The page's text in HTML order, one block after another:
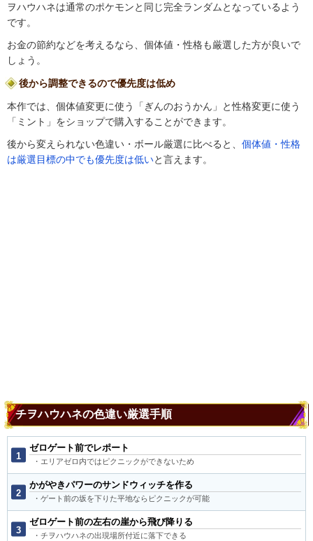
ヲハウハネは通常のポケモンと同じ完全ランダムとなっているよう
です。
お金の節約などを考えるなら、個体値・性格も厳選した方が良いで
しょう。
後から調整できるので優先度は低め
本作では、個体値変更に使う「ぎんのおうかん」と性格変更に使う
「ミント」をショップで購入することができます。
後から変えられない色違い・ボール厳選に比べると、 個体値・性格
は厳選目標の中でも優先度は低いと言えます。
チヲハウハネの色違い厳選手順
ゼロゲート前でレポート
・エリアゼロ内ではピクニックができないため
かがやきパワーのサンドウィッチを作る
・ゲート前の坂を下りた平地ならピクニックが可能
ゼロゲート前の左右の崖から飛び降りる
・チヲハウハネの出現場所付近に落下できる